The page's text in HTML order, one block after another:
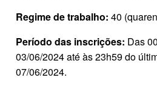
Regime de trabalho: 40
Período das inscrições: Das
03/06/2024 até às 23h59 do
07/06/2024.